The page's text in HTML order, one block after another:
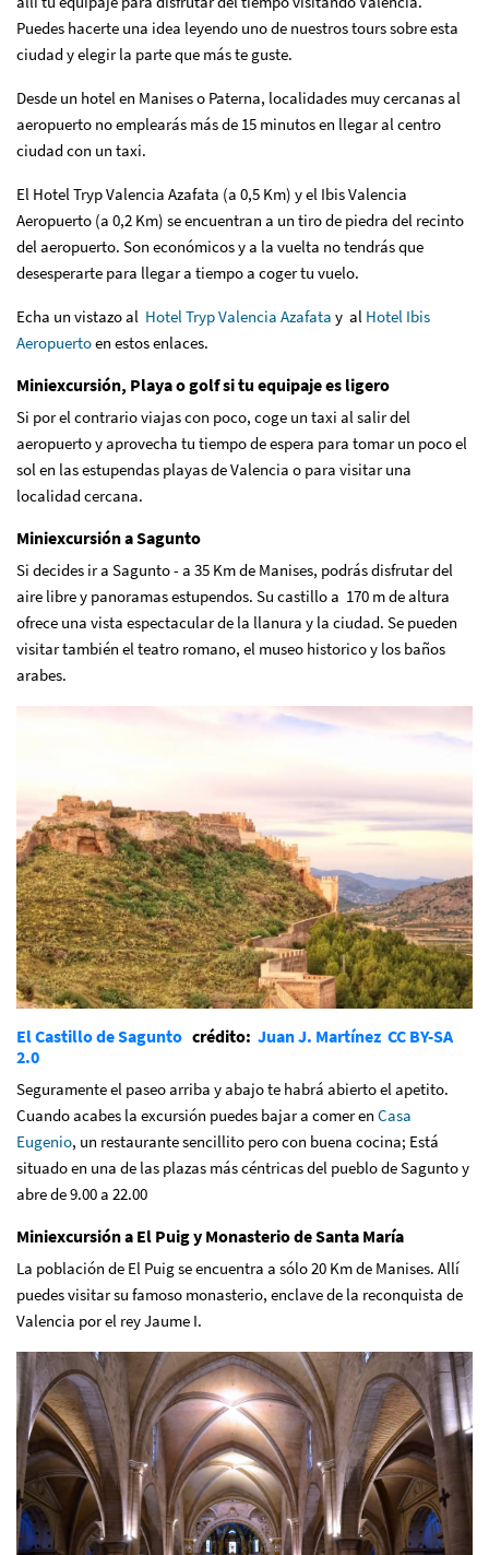
Puedes hacerte una idea leyendo uno de nuestros tours sobre esta
ciudad y elegir la parte que más te guste.
Desde un hotel en Manises o Paterna, localidades muy cercanas al
aeropuerto no emplearás más de 15 minutos en llegar al centro
ciudad con un taxi.
El Hotel Tryp Valencia Azafata (a 0,5 Km) y el Ibis Valencia
Aeropuerto (a 0,2 Km) se encuentran a un tiro de piedra del recinto
del aeropuerto. Son económicos y a la vuelta no tendrás que
desesperarte para llegar a tiempo a coger tu vuelo.
Echa un vistazo al Hotel Tryp Valencia Azafata y al Hotel Ibis
Aeropuertoen estos enlaces.
Miniexcursión, Playa o golf si tu equipaje es ligero
Si por el contrario viajas con poco, coge un taxi al salir del
aeropuerto y aprovecha tu tiempo de espera para tomar un poco el
sol en las estupendas playas de Valencia o para visitar una
localidad cercana.
Miniexcursión a Sagunto
Si decides ir a Sagunto - a 35 Km de Manises, podrás disfrutar del
aire libre y panoramas estupendos. Su castillo a 170 m de altura
ofrece una vista espectacular de la llanura y la ciudad. Se pueden
visitar también el teatro romano, el museo historico y los baños
arabes.
El Castillo de Sagunto crédito: Juan J. Martínez CC BY-SA
2.0
Seguramente el paseo arriba y abajo te habrá abierto el apetito.
Cuando acabes la excursión puedes bajar a comer en Casa
Eugenio, un restaurante sencillito pero con buena cocina; Está
situado en una de las plazas más céntricas del pueblo de Sagunto y
abre de 9.00 a 22.00
Miniexcursión a El Puig y Monasterio de Santa María
La población de El Puig se encuentra a sólo 20 Km de Manises. Allí
puedes visitar su famoso monasterio, enclave de la reconquista de
Valencia por el rey Jaume I.